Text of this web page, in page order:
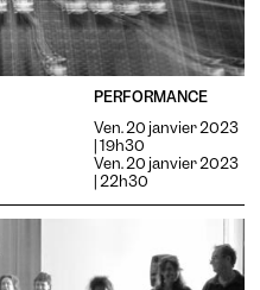
PERFORMANCE
Ven. 20 janvier 2023
| 19h30
Ven. 20 janvier 2023
| 22h30